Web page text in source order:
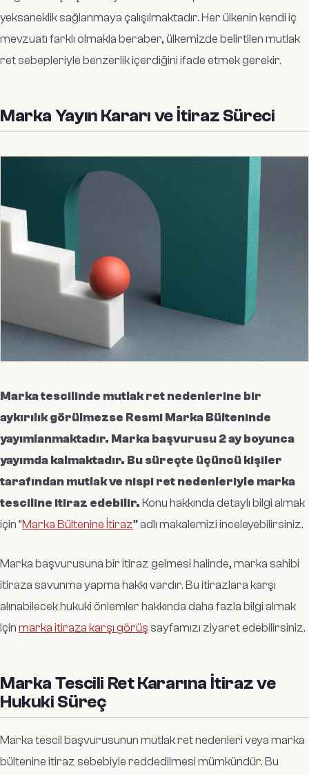
yeksaneklik sağlanmaya çalışılmaktadır. Her ülkenin kendi iç
mevzuatı farklı olmakla beraber, ülkemizde belirtilen mutlak
ret sebepleriyle benzerlik içerdiğini ifade etmek gerekir.
Marka Yayın Kararı ve İtiraz Süreci
Marka tescilinde mutlak ret nedenlerine bir
aykırılık görülmezse Resmi Marka Bülteninde
yayımlanmaktadır. Marka başvurusu 2 ay boyunca
yayımda kalmaktadır. Bu süreçte üçüncü kişiler
tarafından mutlak ve nispi ret nedenleriyle marka
tesciline itiraz edebilir. Konu hakkında detaylı bilgi almak
için “Marka Bültenine İtiraz” adlı makalemizi inceleyebilirsiniz.
Marka başvurusuna bir itiraz gelmesi halinde, marka sahibi
itiraza savunma yapma hakkı vardır. Bu itirazlara karşı
alınabilecek hukuki önlemler hakkında daha fazla bilgi almak
için marka itiraza karşı görüş sayfamızı ziyaret edebilirsiniz.
Marka Tescili Ret Kararına İtiraz ve
Hukuki Süreç
Marka tescil başvurusunun mutlak ret nedenleri veya marka
bültenine itiraz sebebiyle reddedilmesi mümkündür. Bu